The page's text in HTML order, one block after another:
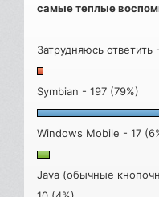
самые теплые
Затрудняюсь ответить
Symbian - 197 (79%)
Windows Mobile - 17
Java (обычные